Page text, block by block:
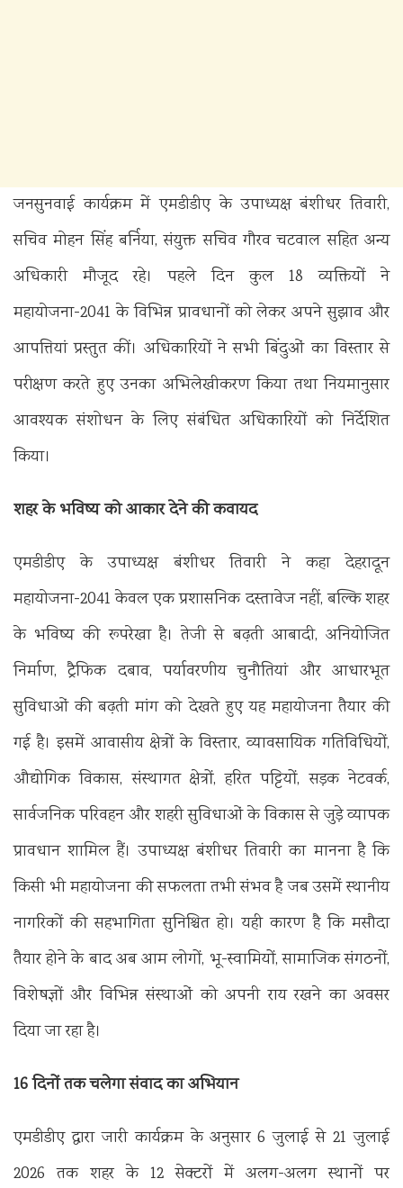
जनसुनवाई कार्यक्रम में एमडीडीए के उपाध्यक्ष बंशीधर तिवारी,
सचिव मोहन सिंह बर्निया, संयुक्त सचिव गौरव चटवाल सहित अन्य
अधिकारी मौजूद रहे। पहले दिन कुल 18 व्यक्तियों ने
महायोजना-2041 के विभिन्न प्रावधानों को लेकर अपने सुझाव और
आपत्तियां प्रस्तुत कीं। अधिकारियों ने सभी बिंदुओं का विस्तार से
परीक्षण करते हुए उनका अभिलेखीकरण किया तथा नियमानुसार
आवश्यक संशोधन के लिए संबंधित अधिकारियों को निर्देशित
किया।
शहर के भविष्य को आकार देने की कवायद
एमडीडीए के उपाध्यक्ष बंशीधर तिवारी ने कहा देहरादून
महायोजना-2041 केवल एक प्रशासनिक दस्तावेज नहीं, बल्कि शहर
के भविष्य की रूपरेखा है। तेजी से बढ़ती आबादी, अनियोजित
निर्माण, ट्रैफिक दबाव, पर्यावरणीय चुनौतियां और आधारभूत
सुविधाओं की बढ़ती मांग को देखते हुए यह महायोजना तैयार की
गई है। इसमें आवासीय क्षेत्रों के विस्तार, व्यावसायिक गतिविधियों,
औद्योगिक विकास, संस्थागत क्षेत्रों, हरित पट्टियों, सड़क नेटवर्क,
सार्वजनिक परिवहन और शहरी सुविधाओं के विकास से जुड़े व्यापक
प्रावधान शामिल हैं। उपाध्यक्ष बंशीधर तिवारी का मानना है कि
किसी भी महायोजना की सफलता तभी संभव है जब उसमें स्थानीय
नागरिकों की सहभागिता सुनिश्चित हो। यही कारण है कि मसौदा
तैयार होने के बाद अब आम लोगों, भू-स्वामियों, सामाजिक संगठनों,
विशेषज्ञों और विभिन्न संस्थाओं को अपनी राय रखने का अवसर
दिया जा रहा है।
16 दिनों तक चलेगा संवाद का अभियान
एमडीडीए द्वारा जारी कार्यक्रम के अनुसार 6 जुलाई से 21 जुलाई
2026 तक शहर के 12 सेक्टरों में अलग-अलग स्थानों पर